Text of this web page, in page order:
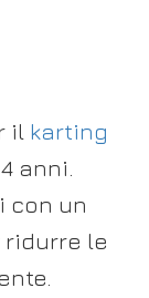
il karting
anni.
con un
le